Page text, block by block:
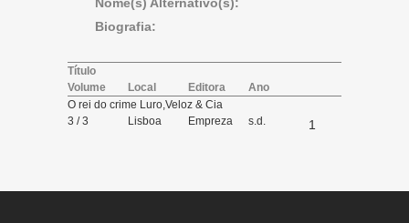
Biografia:
Título
Volume
Local Editora
Ano
O rei do crime Luro,Veloz & Cia
3 / 3
Lisboa
Empreza
s.d. 1